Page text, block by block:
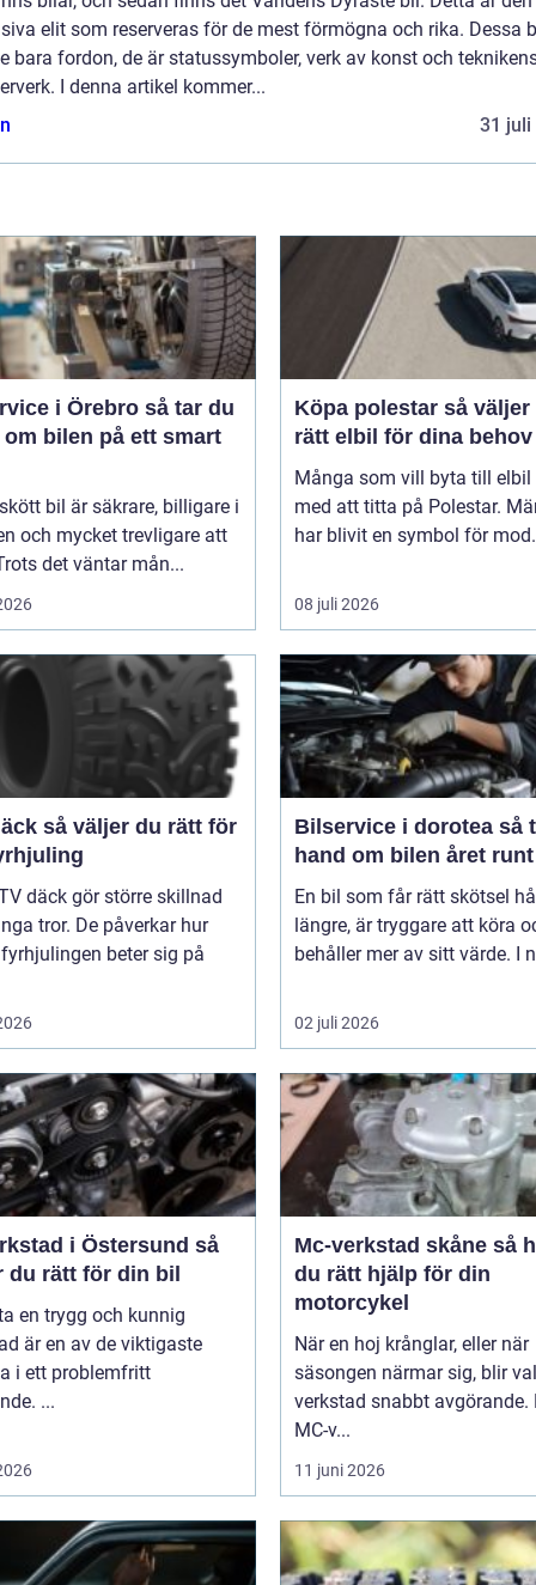
elit som reserveras för de mest förmögna och rika. Dessa
bara fordon, de är statussymboler, verk av konst och
I denna artikel kommer...
31 juli
i Örebro så tar du
om bilen på ett smart
bil är säkrare, billigare i
och mycket trevligare att
det väntar mån...
Köpa polestar så väljer du
rätt elbil för dina behov
Många som vill byta till elbil
med att titta på Polestar.
har blivit en symbol för
08 juli 2026
du rätt för
däck gör större skillnad
tror. De påverkar hur
beter sig på
Bilservice i dorotea så tar du
hand om bilen året runt
En bil som får rätt skötsel
längre, är tryggare att köra
behåller mer av sitt värde. I
02 juli 2026
i Östersund så
du rätt för din bil
en trygg och kunnig
är en av de viktigaste
i ett problemfritt
...
Mc-verkstad skåne så hittar
du rätt hjälp för din
motorcykel
När en hoj krånglar, eller när
säsongen närmar sig, blir
verkstad snabbt avgörande.
MC-v...
11 juni 2026